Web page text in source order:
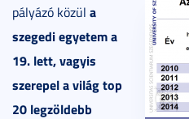
pályázó közül a
szegedi egyetem a
19. lett, vagyis
szerepel a világ top
20 legzöldebb